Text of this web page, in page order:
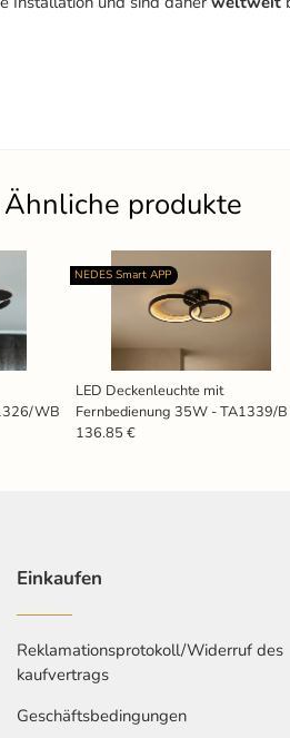
Ähnliche produkte
WB
LED Deckenleuchte mit
Fernbedienung 35W - TA1339/B
NEDES Smart APP
136.85 €
Einkaufen
Reklamationsprotokoll/Widerruf des
kaufvertrags
Geschäftsbedingungen